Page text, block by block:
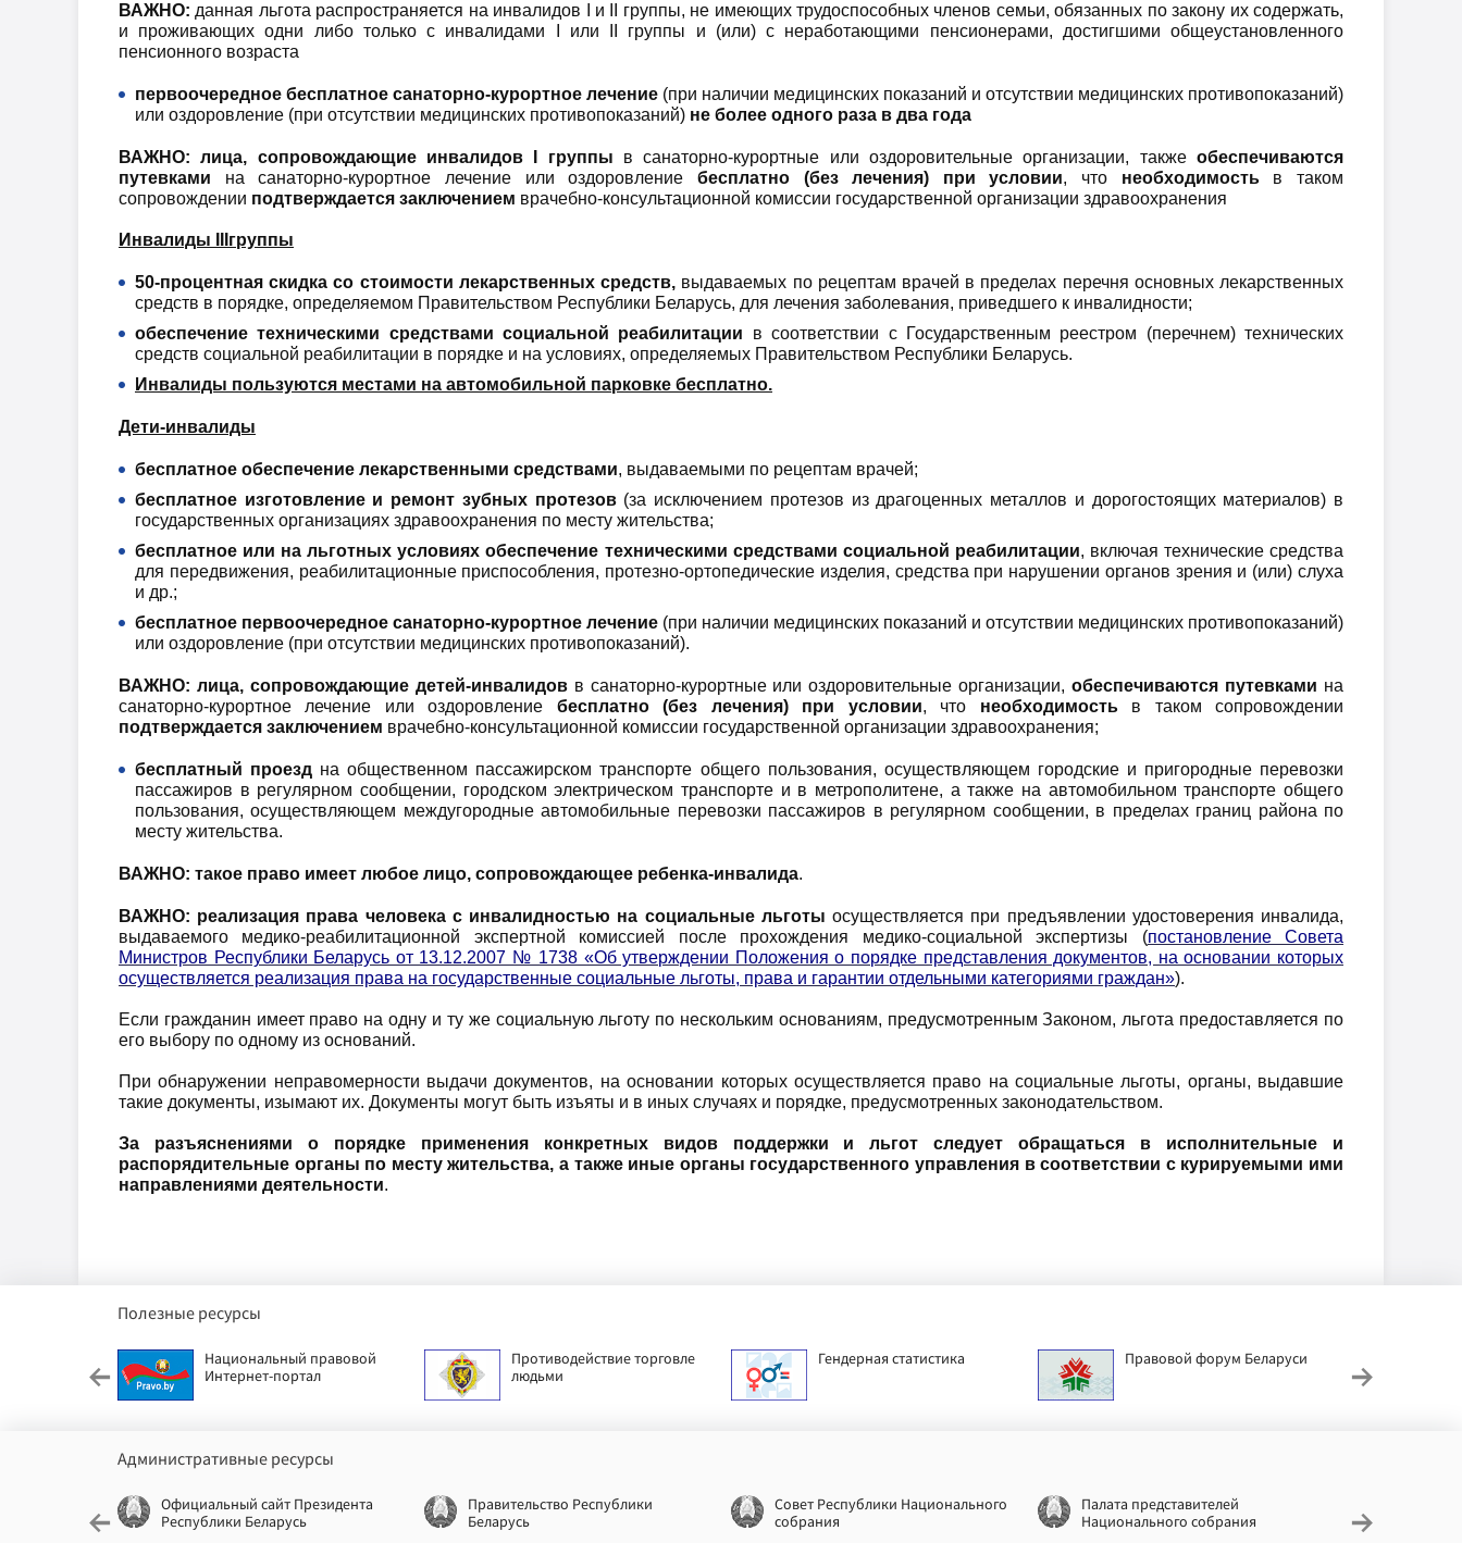
ВАЖНО: данная льгота распространяется на инвалидов I и II группы, не имеющих трудоспособных членов семьи, обязанных по закону их содержать,
и проживающих одни либо только с инвалидами I или II группы и (или) с неработающими пенсионерами, достигшими общеустановленного
пенсионного возраста
первоочередное бесплатное санаторно-курортное лечение (при наличии медицинских показаний и отсутствии медицинских противопоказаний)
или оздоровление (при отсутствии медицинских противопоказаний) не более одного раза в два года
ВАЖНО: лица, сопровождающие инвалидов группы в санаторно-курортные или оздоровительные организации, такжеобеспечиваются
путевками на санаторно-курортное лечение или оздоровление бесплатно (без лечения) при условии, что необходимость в таком
сопровождении подтверждается заключением врачебно-консультационной комиссии государственной организации здравоохранения
Инвалиды III группы
50-процентная скидка со стоимости лекарственных средств, выдаваемых по рецептам врачей в пределах перечня основных лекарственных
средств в порядке, определяемом Правительством Республики Беларусь, для лечения заболевания, приведшего к инвалидности;
обеспечение техническими средствами социальной реабилитации в соответствии с Государственным реестром (перечнем) технических
средств социальной реабилитации в порядке и на условиях, определяемых Правительством Республики Беларусь.
Инвалиды пользуются местами на автомобильной парковке бесплатно.
Дети-инвалиды
бесплатное обеспечение лекарственными средствами, выдаваемыми по рецептам врачей;
бесплатное изготовление и ремонт зубных протезов(за исключением протезов из драгоценных металлов и дорогостоящих материалов) в
государственных организациях здравоохранения по месту жительства;
бесплатное или на льготных условиях обеспечение техническими средствами социальной реабилитации, включая технические средства
для передвижения, реабилитационные приспособления, протезно-ортопедические изделия, средства при нарушении органов зрения и (или) слуха
и др.;
бесплатное первоочередное санаторно-курортное лечение (при наличии медицинских показаний и отсутствии медицинских противопоказаний)
или оздоровление (при отсутствии медицинских противопоказаний).
ВАЖНО: лица, сопровождающие детей-инвалидовв санаторно-курортные или оздоровительные организации,обеспечиваются путевками на
санаторно-курортное лечение или оздоровление бесплатно (без лечения) при условии, что необходимость в таком сопровождении
подтверждается заключением врачебно-консультационной комиссии государственной организации здравоохранения;
бесплатный проезд на общественном пассажирском транспорте общего пользования, осуществляющем городские и пригородные перевозки
пассажиров в регулярном сообщении, городском электрическом транспорте и в метрополитене, а также на автомобильном транспорте общего
пользования, осуществляющем междугородные автомобильные перевозки пассажиров в регулярном сообщении, в пределах границ района по
месту жительства.
ВАЖНО: такое право имеет любое лицо, сопровождающее ребенка-инвалида.
ВАЖНО: реализация права человека с инвалидностью на социальные льготыосуществляется при предъявлении удостоверения инвалида,
выдаваемого медико-реабилитационной экспертной комиссией после прохождения медико-социальной экспертизы (постановление Совета
Министров Республики Беларусь от 13.12.2007 № 1738 «Об утверждении Положения о порядке представления документов, на основании которых
осуществляется реализация права на государственные социальные льготы, права и гарантии отдельными категориями граждан»).
Если гражданин имеет право на одну и ту же социальную льготу по нескольким основаниям, предусмотренным Законом, льгота предоставляется по
его выбору по одному из оснований.
При обнаружении неправомерности выдачи документов, на основании которых осуществляется право на социальные льготы, органы, выдавшие
такие документы, изымают их. Документы могут быть изъяты и в иных случаях и порядке, предусмотренных законодательством.
За разъяснениями о порядке применения конкретных видов поддержки и льготследует обращаться в исполнительные и
распорядительные органы по месту жительства, а также иные органы государственного управления в соответствии с курируемыми ими
направлениями деятельности.
Полезные ресурсы
Национальный правовой
Интернет-портал
Противодействие торговле
людьми
Гендерная статистика Правовой форум Беларуси
Административные ресурсы
Официальный сайт Президента
Республики Беларусь
Правительство Республики
Беларусь
Совет Республики Национального
собрания
Палата представителей
Национального собрания